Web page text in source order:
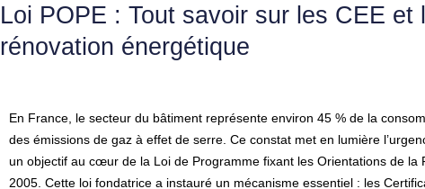
Loi POPE : Tout savoir sur les CEE et
rénovation énergétique
En France, le secteur du bâtiment représente environ 45 % de la
des émissions de gaz à effet de serre. Ce constat met en lumière
un objectif au cœur de la Loi de Programme fixant les Orientations de la
2005. Cette loi fondatrice a instauré un mécanisme essentiel : les